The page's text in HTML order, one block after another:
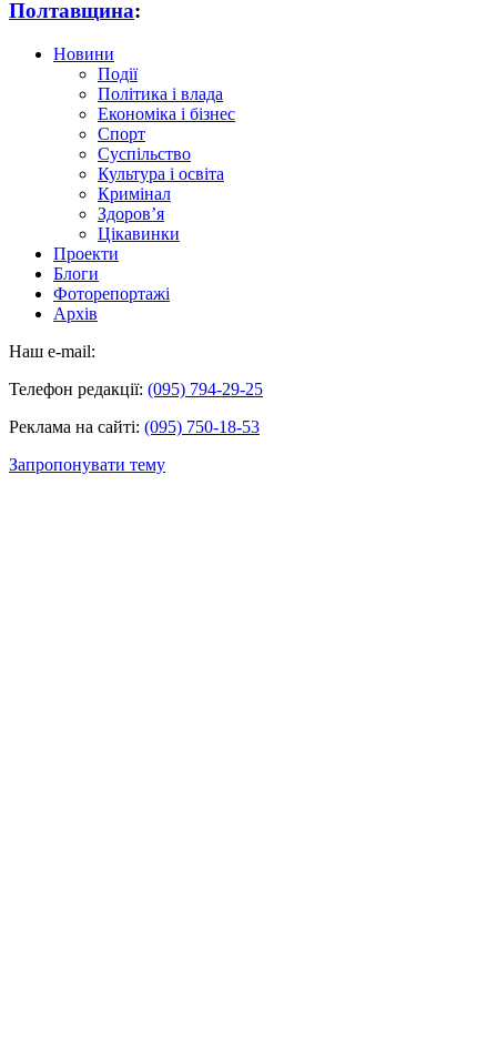
Полтавщина:
Новини
Події
Політика і влада
Економіка і бізнес
Спорт
Суспільство
Культура і освіта
Кримінал
Здоров’я
Цікавинки
Проекти
Блоги
Фоторепортажі
Архів
Наш e-mail:
Телефон редакції: (095) 794-29-25
Реклама на сайті: (095) 750-18-53
Запропонувати тему